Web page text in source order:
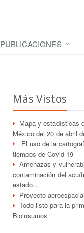
PUBLICACIONES
Más Vistos
Mapa y estadísticas
México del 20 de abril
El uso de la
tiempos de Covid-19
Amenazas y
contaminación del
estado...
Proyecto aeroespacial
Todo listo para la
Bioinsumos